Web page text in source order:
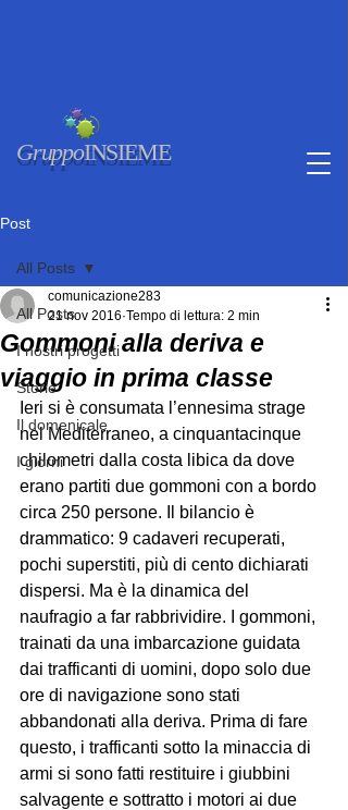
GruppoINSIEME
Post
All Posts
I nostri progetti
Storie
Il domenicale
I giorni
All Posts
Gommoni alla deriva e
viaggio in prima classe
comunicazione283
21 nov 2016 Tempo di lettura: 2 min
Ieri si è consumata l’ennesima strage
nel Mediterraneo, a cinquantacinque
chilometri dalla costa libica da dove
erano partiti due gommoni con a bordo
circa 250 persone. Il bilancio è
drammatico: 9 cadaveri recuperati,
pochi superstiti, più di cento dichiarati
dispersi. Ma è la dinamica del
naufragio a far rabbrividire. I gommoni,
trainati da una imbarcazione guidata
dai trafficanti di uomini, dopo solo due
ore di navigazione sono stati
abbandonati alla deriva. Prima di fare
questo, i trafficanti sotto la minaccia di
armi si sono fatti restituire i giubbini
salvagente e sottratto i motori ai due